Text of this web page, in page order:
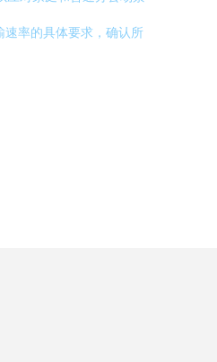
速率的具体要求，确认所